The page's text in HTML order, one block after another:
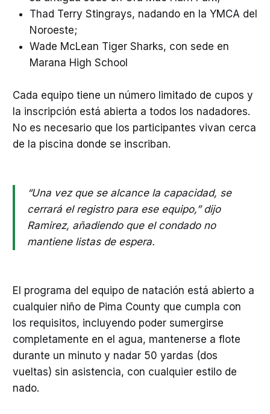
Thad Terry Stingrays, nadando en la YMCA del
Noroeste;
Wade McLean Tiger Sharks, con sede en
Marana High School
Cada equipo tiene un número limitado de cupos y
la inscripción está abierta a todos los nadadores.
No es necesario que los participantes vivan cerca
de la piscina donde se inscriban.
“Una vez que se alcance la capacidad, se
cerrará el registro para ese equipo,” dijo
Ramirez, añadiendo que el condado no
mantiene listas de espera.
El programa del equipo de natación está abierto a
cualquier niño de Pima County que cumpla con
los requisitos, incluyendo poder sumergirse
completamente en el agua, mantenerse a flote
durante un minuto y nadar 50 yardas (dos
vueltas) sin asistencia, con cualquier estilo de
nado.